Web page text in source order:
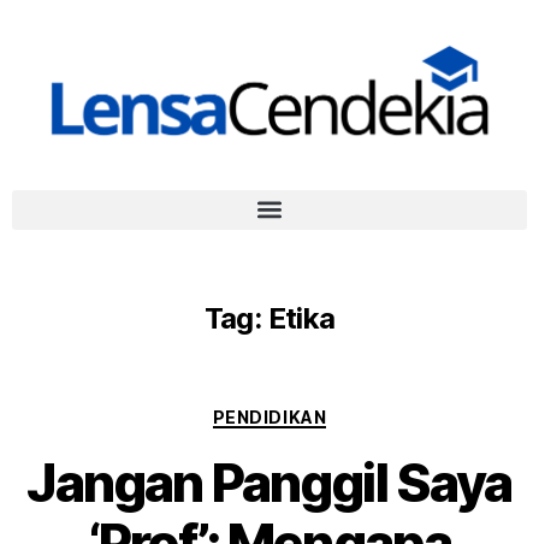
Tag: Etika
PENDIDIKAN
Jangan Panggil Saya